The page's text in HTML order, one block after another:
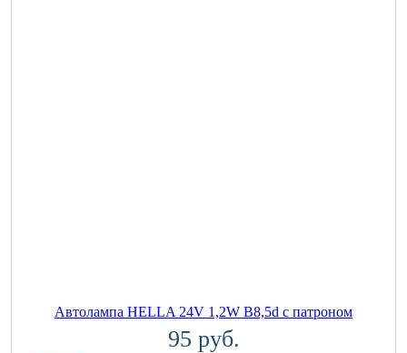
Автолампа HELLA 24V 1,2W B8,5d с патроном
95 руб.